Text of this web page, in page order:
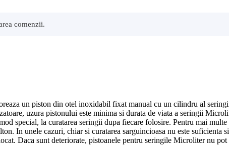
comenzii.
un piston din otel inoxidabil fixat manual cu un cilindru al
uzura pistonului este minima si durata de viata a seringii
special, la curatarea seringii dupa fiecare folosire. Pentru mai
In unele cazuri, chiar si curatarea sarguincioasa nu este suficienta
Daca sunt deteriorate, pistoanele pentru seringile Microliter nu